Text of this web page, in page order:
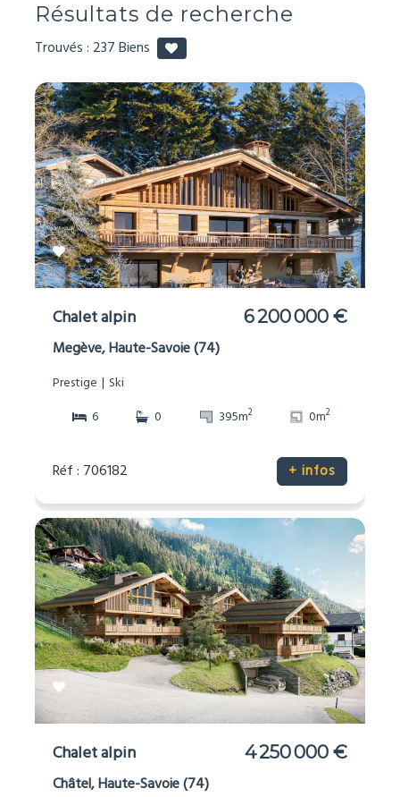
Résultats de recherche
Trouvés : 237Biens
Chalet alpin 6 200 000 €
Megève, Haute-Savoie (74)
Prestige
Ski
6
0 395m2 0m2
Réf : 706182 + infos
Chalet alpin 4 250 000 €
Châtel, Haute-Savoie (74)